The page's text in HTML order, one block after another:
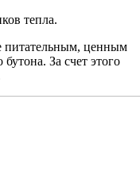
тепла.
питательным, ценным
За счет этого